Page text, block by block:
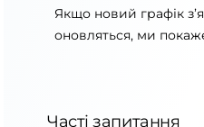
Якщо новий графік
оновляться, ми
Часті запитання